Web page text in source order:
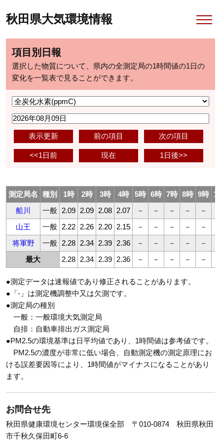
秋田県大気環境情報
項目別日報
選択した物質について、県内の全測定局の1時間値の1日の
変化を一覧表で見ることができます。
表示更新 前の項目 次の項目
<<1日前 現在 1日後>>
測定局名 種別 1時 2時 3時 4時 5時 6時 7時 8時 9時
船川
一般 2.09 2.09 2.08 2.07 － － － － －
山王
一般 2.22 2.26 2.20 2.15 － － － － －
将軍野
一般 2.28 2.34 2.39 2.36 － － － － －
最大
2.28 2.34 2.39 2.36 － － － － －
●測定データは速報値であり修正されることがあります。
●「-」は測定機調整中又は欠測です。
●測定局の種別
一般：一般環境大気測定局
自排：自動車排出ガス測定局
●PM2.5の環境基準は日平均値であり、1時間値は参考値です。
PM2.5の濃度が非常に低い場合、自動測定機の測定原理にお
ける誤差要因等により、1時間値がマイナスになることがあり
ます。
お問合せ先
秋田県健康環境センター環境保全部 〒010-0874 秋田県秋田
市千秋久保田町6-6